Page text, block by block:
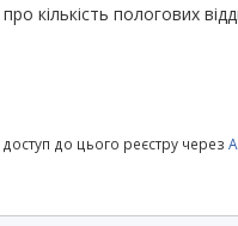
кількість пологових
до цього реєстру через